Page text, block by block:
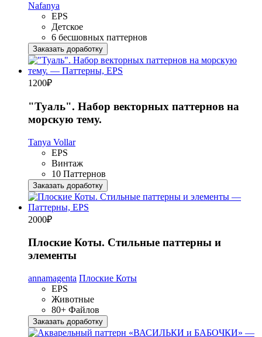
Nafanya
EPS
Детское
6 бесшовных паттернов
Заказать доработку
1200₽
"Туаль". Набор векторных паттернов на
морскую тему.
Tanya Vollar
EPS
Винтаж
10 Паттернов
Заказать доработку
2000₽
Плоские Коты. Стильные паттерны и
элементы
annamagenta Плоские Коты
EPS
Животные
80+ Файлов
Заказать доработку